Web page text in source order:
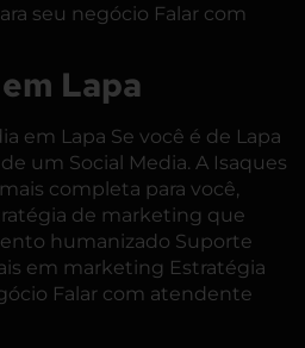
seu negócio Falar com
Lapa
em Lapa Se você é de Lapa
um Social Media. A Isaques
completa para você,
de marketing que
humanizado Suporte
em marketing Estratégia
Falar com atendente